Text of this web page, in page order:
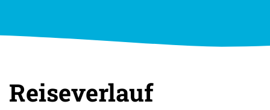
Reiseverlauf